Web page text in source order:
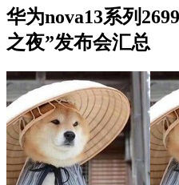
华为nova13系列
之夜”发布会汇总